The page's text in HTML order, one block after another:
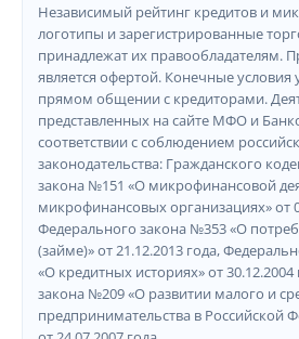
Независимый рейтинг кредитов и
логотипы и зарегистрированные
принадлежат их правообладателям.
является офертой. Конечные условия
прямом общении с кредиторами.
представленных на сайте МФО и
соответствии с соблюдением
законодательства: Гражданского
закона №151 «О микрофинансовой
микрофинансовых организациях» от
Федерального закона №353 «О
(займе)» от 21.12.2013 года,
«О кредитных историях» от
закона №209 «О развитии малого и
предпринимательства в Российской